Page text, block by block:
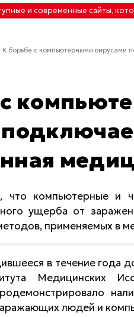
и современные сайты,
К борьбе с компьютерными вирусами
что компьютерные и
ущерба от
применяемых в
в течение года
Медицинских
людей и